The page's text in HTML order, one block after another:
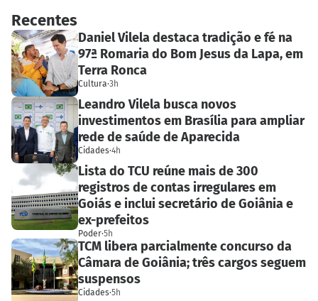
Recentes
Daniel Vilela destaca tradição e fé na
97ª Romaria do Bom Jesus da Lapa, em
Terra Ronca
Cultura·3h
Leandro Vilela busca novos
investimentos em Brasília para ampliar
rede de saúde de Aparecida
Cidades·4h
Lista do TCU reúne mais de 300
registros de contas irregulares em
Goiás e inclui secretário de Goiânia e
ex-prefeitos
Poder·5h
TCM libera parcialmente concurso da
Câmara de Goiânia; três cargos seguem
suspensos
Cidades·5h